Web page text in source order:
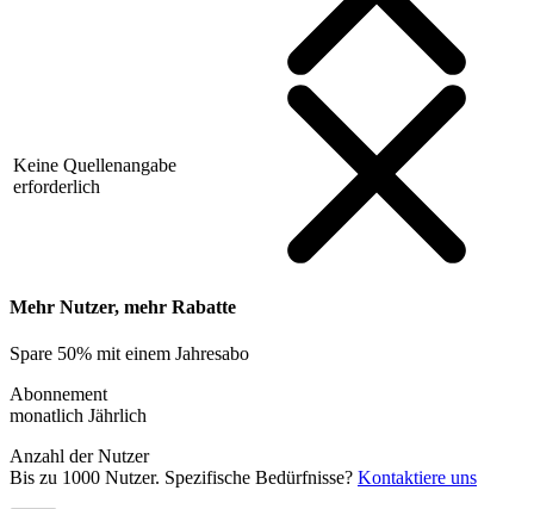
Keine Quellenangabe
erforderlich
Mehr Nutzer, mehr Rabatte
Spare 50% mit einem Jahresabo
Abonnement
monatlich Jährlich
Anzahl der Nutzer
Bis zu 1000 Nutzer. Spezifische Bedürfnisse? Kontaktiere uns